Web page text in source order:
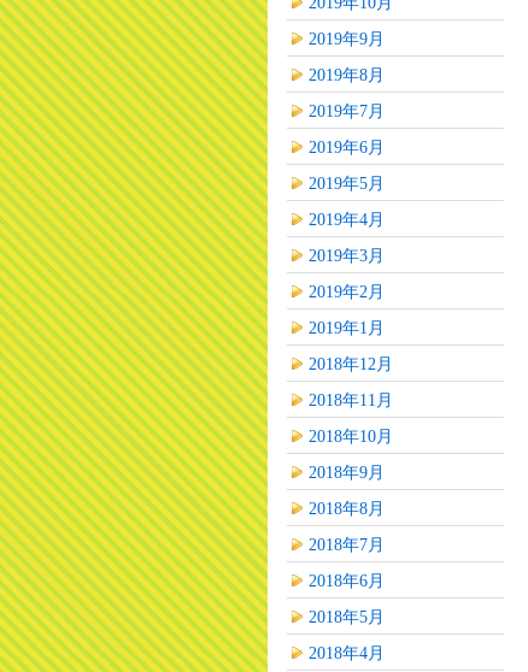
2019年9月
2019年8月
2019年7月
2019年6月
2019年5月
2019年4月
2019年3月
2019年2月
2019年1月
2018年12月
2018年11月
2018年10月
2018年9月
2018年8月
2018年7月
2018年6月
2018年5月
2018年4月